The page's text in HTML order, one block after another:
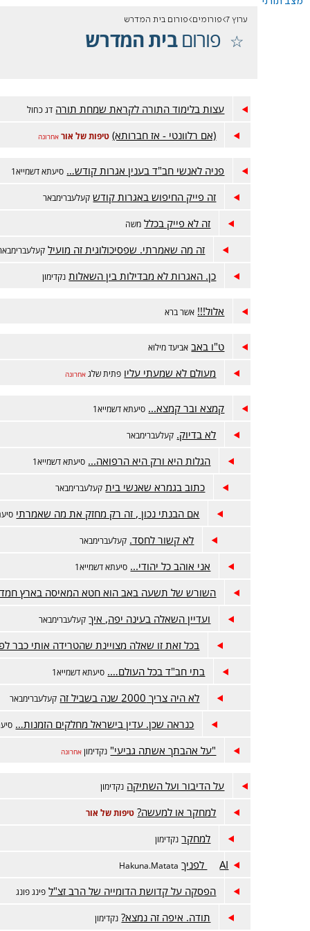
ערוץ 7 פורומים פורום בית המדרש
פורוםבית המדרש
עצות בלימוד התורה לקראת שמחת תורה דג כחול
(אם רלוונטי - אז חברותא) טיפות של אור אחרונה
פניה לאנשי חב"ד בענין אגרות קודש… סיעתא דשמייא1
זה פייק החיפוש באגרות קודש קעלעברימבאר
זה לא פייק בכלל משה
זה מה שאמרתי. שפסיכולוגית זה מועיל
כן. האגרות לא מבדילות בין השאלות נקדימון
אלול!!! אשר ברא
ט"ו באב אביעד מילוא
מעולם לא שמעתי עליו פתית שלג אחרונה
קמצא ובר קמצא... סיעתא דשמייא1
לא בדיוק. קעלעברימבאר
הגלות היא ורק היא הרפואה... סיעתא דשמייא1
כתוב בגמרא שאנשי בית קעלעברימבאר
אם הבנתי נכון , זה רק מחזק את מה שאמרתי
לא קשור לחסד. קעלעברימבאר
אני אוהב כל יהודי... סיעתא דשמייא1
השורש של תשעה באב הוא חטא המאיסה בארץ
ועדיין השאלה בעינה יפה, איך קעלעברימבאר
בכל זאת זו שאלה מצויינת שהטרידה אותי כבר
בתי חב"ד בכל העולם…. סיעתא דשמייא1
לא היה צריך 2000 שנה בשביל זה קעלעברימבאר
כנראה שכן. עדין בישראל מחלקים הזמנות…
"על אהבתך אשתה גביעי" נקדימון אחרונה
על הדיבור ועל השתיקה נקדימון
למחקר או למעשה? טיפות של אור
למחקר נקדימון
AI לפניך Hakuna.Matata
הפסקה על קדושת הדומייה של הרב זצ"ל פינג פונג
תודה. איפה זה נמצא? נקדימון